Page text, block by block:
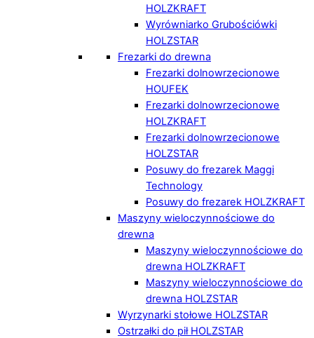
HOLZKRAFT
Wyrówniarko Grubościówki
HOLZSTAR
Frezarki do drewna
Frezarki dolnowrzecionowe
HOUFEK
Frezarki dolnowrzecionowe
HOLZKRAFT
Frezarki dolnowrzecionowe
HOLZSTAR
Posuwy do frezarek Maggi
Technology
Posuwy do frezarek HOLZKRAFT
Maszyny wieloczynnościowe do
drewna
Maszyny wieloczynnościowe do
drewna HOLZKRAFT
Maszyny wieloczynnościowe do
drewna HOLZSTAR
Wyrzynarki stołowe HOLZSTAR
Ostrzałki do pił HOLZSTAR